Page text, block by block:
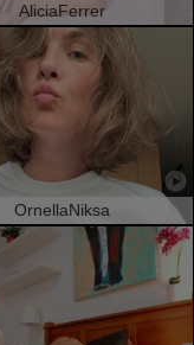
AliciaFerrer
OrnellaNiksa